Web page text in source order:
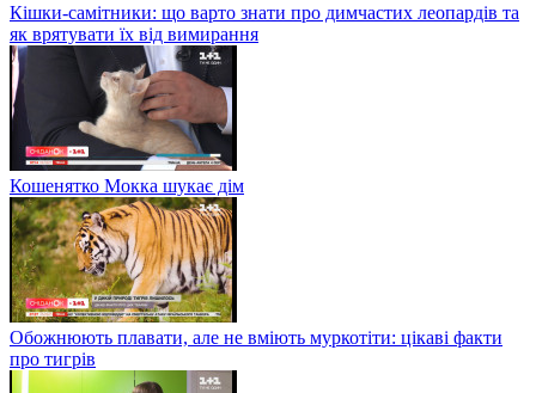
Кішки-самітники: що варто знати про димчастих леопардів та
як врятувати їх від вимирання
Кошенятко Мокка шукає дім
Обожнюють плавати, але не вміють муркотіти: цікаві факти
про тигрів